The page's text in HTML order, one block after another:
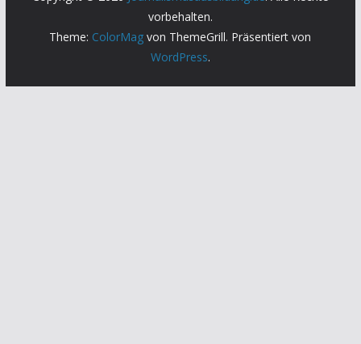
vorbehalten.
Theme: ColorMag von ThemeGrill. Präsentiert von
WordPress.